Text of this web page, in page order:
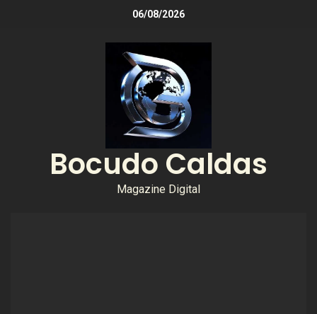
06/08/2026
Bocudo Caldas
Magazine Digital